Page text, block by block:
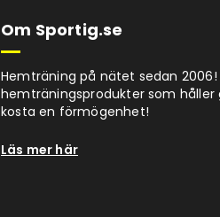
Om Sportig.se
Hemträning på nätet sedan
hemträningsprodukter som
kosta en förmögenhet!
Läs mer här